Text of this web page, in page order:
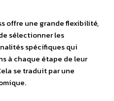
offre une grande flexibilité,
sélectionner les
spécifiques qui
à chaque étape de leur
se traduit par une